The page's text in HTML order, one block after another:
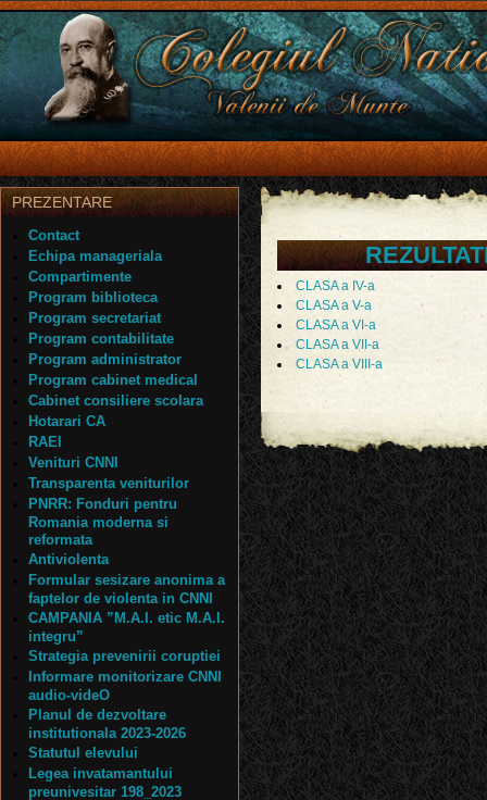
CLASA a IV-a
CLASA a V-a
CLASA a VI-a
CLASA a VII-a
CLASA a VIII-a
PREZENTARE
Contact
Echipa manageriala
Compartimente
Program biblioteca
Program secretariat
Program contabilitate
Program administrator
Program cabinet medical
Cabinet consiliere scolara
Hotarari CA
RAEI
Venituri CNNI
Transparenta veniturilor
PNRR: Fonduri pentru
Romania moderna si
reformata
Antiviolenta
Formular sesizare anonima a
faptelor de violenta in CNNI
CAMPANIA ”M.A.I. etic M.A.I.
integru”
Strategia prevenirii coruptiei
Informare monitorizare CNNI
audio-videO
Planul de dezvoltare
institutionala 2023-2026
Statutul elevului
Legea invatamantului
preunivesitar 198_2023